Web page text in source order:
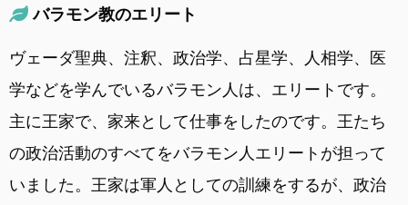
バラモン教のエリート
ヴェーダ聖典、注釈、政治学、占星学、人相学、医
学などを学んでいるバラモン人は、エリートです。
主に王家で、家来として仕事をしたのです。王たち
の政治活動のすべてをバラモン人エリートが担って
いました。王家は軍人としての訓練をするが、政治